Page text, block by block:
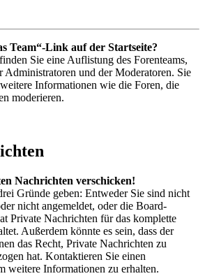
Team“-Link auf der Startseite?
Sie eine Auflistung des Forenteams,
Administratoren und der Moderatoren. Sie
Informationen wie die Foren, die
moderieren.
Nachrichten verschicken!
Gründe geben: Entweder Sie sind nicht
nicht angemeldet, oder die Board-
Private Nachrichten für das komplette
Außerdem könnte es sein, dass der
das Recht, Private Nachrichten zu
hat. Kontaktieren Sie einen
weitere Informationen zu erhalten.